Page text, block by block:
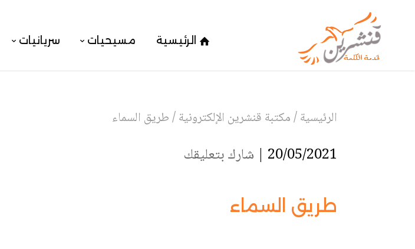
الرئيسية مسيحيات سريانيات
الرئيسية/مكتبة قنشرين الإلكترونية/طريق السماء
20/05/2021 | شارك بتعليقك
طريق السماء